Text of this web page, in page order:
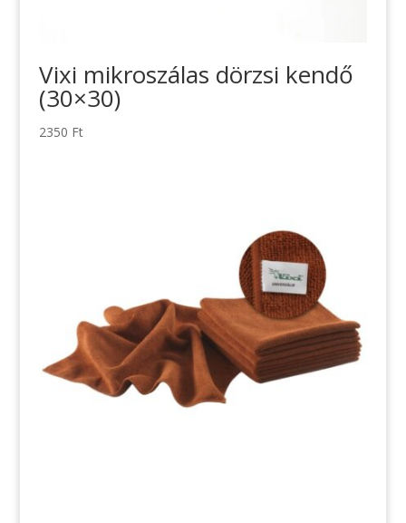
Vixi mikroszálas dörzsi kendő
(30×30)
2350 Ft